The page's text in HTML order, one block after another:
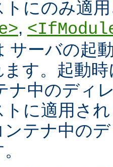
トにのみ適
,
サーバの起
す。起動
ナ中のディ
に適用さ
ンテナ中の